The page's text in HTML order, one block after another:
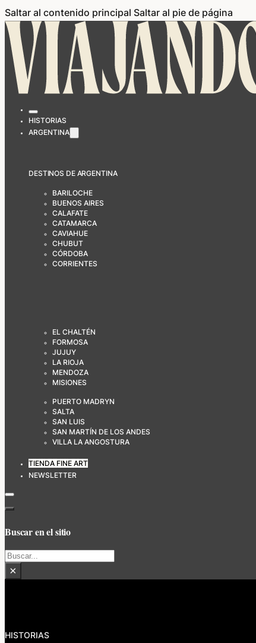
Saltar al contenido principal Saltar al pie de página
HISTORIAS
ARGENTINA
DESTINOS DE ARGENTINA
BARILOCHE
BUENOS AIRES
CALAFATE
CATAMARCA
CAVIAHUE
CHUBUT
CÓRDOBA
CORRIENTES
EL CHALTÉN
FORMOSA
JUJUY
LA RIOJA
MENDOZA
MISIONES
PUERTO MADRYN
SALTA
SAN LUIS
SAN MARTÍN DE LOS ANDES
VILLA LA ANGOSTURA
TIENDA FINE ART
NEWSLETTER
Buscar en el sitio
Buscar
×
HISTORIAS